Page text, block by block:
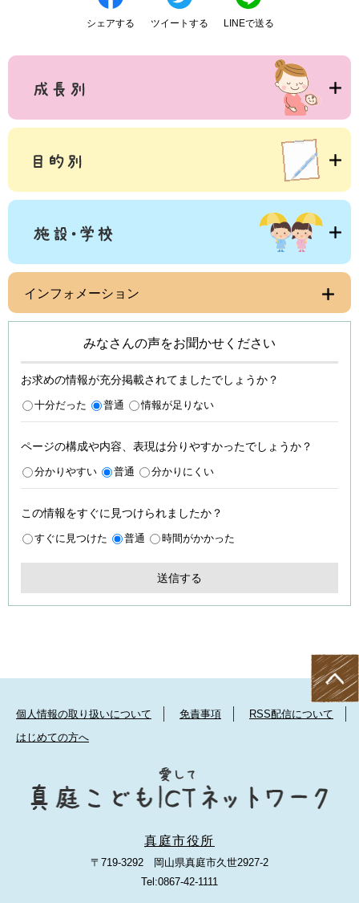
シェアする ツイートする LINEで送る
インフォメーション
みなさんの声をお聞かせください
お求めの情報が充分掲載されてましたでしょうか？
十分だった 普通 情報が足りない
ページの構成や内容、表現は分りやすかったでしょうか？
分かりやすい 普通 分かりにくい
この情報をすぐに見つけられましたか？
すぐに見つけた 普通 時間がかかった
個人情報の取り扱いについて 免責事項
RSS配信について
はじめての方へ
真庭市役所
〒719-3292 岡山県真庭市久世2927-2
Tel:0867-42-1111